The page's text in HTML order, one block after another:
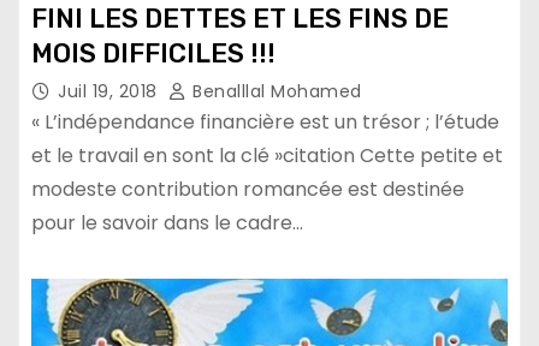
FINI LES DETTES ET LES FINS DE
MOIS DIFFICILES !!!
Juil 19, 2018 Benalllal Mohamed
« L’indépendance financière est un trésor ; l’étude
et le travail en sont la clé »citation Cette petite et
modeste contribution romancée est destinée
pour le savoir dans le cadre…